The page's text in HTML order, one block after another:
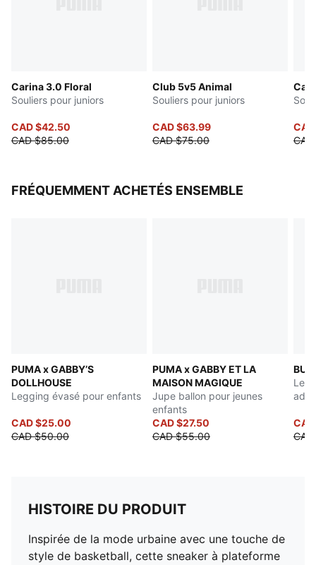
Carina 3.0 Floral
Souliers pour juniors
CAD $42.50
CAD $85.00
Club 5v5 Animal
Souliers pour juniors
CAD $63.99
CAD $75.00
FRÉQUEMMENT ACHETÉS ENSEMBLE
PUMA x GABBY’S
DOLLHOUSE
Legging évasé pour enfants
CAD $25.00
CAD $50.00
PUMA x GABBY ET LA
MAISON MAGIQUE
Jupe ballon pour jeunes
enfants
CAD $27.50
CAD $55.00
HISTOIRE DU PRODUIT
Inspirée de la mode urbaine avec une touche de
style de basketball, cette sneaker à plateforme